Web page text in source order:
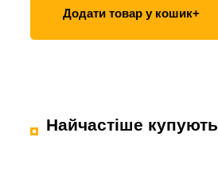
Додати товар у кошик+
Найчастіше купують